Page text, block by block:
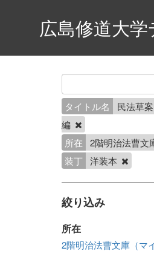
広島修道大
タイトル名
民法草
編
所在
2階明治法曹文
装丁 洋装本
絞り込み
所在
2階明治法曹文庫（マ